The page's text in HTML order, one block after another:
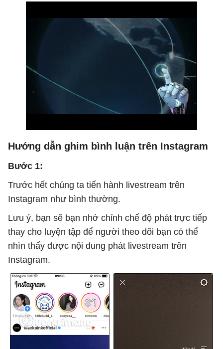
Hướng dẫn ghim bình luận trên Instagram
Bước 1:
Trước hết chúng ta tiến hành livestream trên
Instagram như bình thường.
Lưu ý, bạn sẽ bạn nhớ chỉnh chế độ phát trực tiếp
thay cho luyện tập để người theo dõi bạn có thể
nhìn thấy được nội dung phát livestream trên
Instagram.